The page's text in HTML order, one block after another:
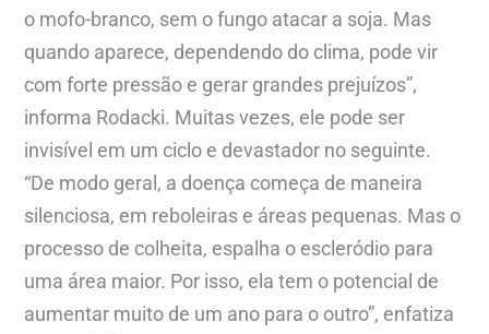
o mofo-branco, sem o fungo atacar a soja. Mas
quando aparece, dependendo do clima, pode vir
com forte pressão e gerar grandes prejuízos”,
informa Rodacki. Muitas vezes, ele pode ser
invisível em um ciclo e devastador no seguinte.
“De modo geral, a doença começa de maneira
silenciosa, em reboleiras e áreas pequenas. Mas o
processo de colheita, espalha o escleródio para
uma área maior. Por isso, ela tem o potencial de
aumentar muito de um ano para o outro”, enfatiza